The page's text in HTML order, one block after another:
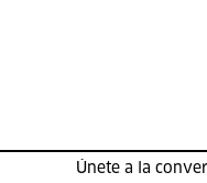
Únete a la